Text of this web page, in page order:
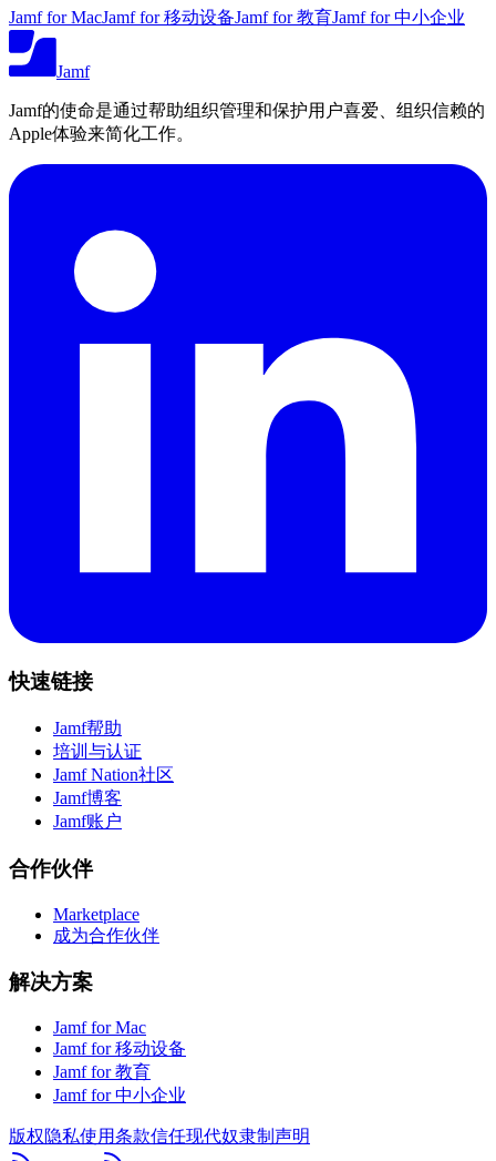
Jamf for MacJamf for 移动设备Jamf for 教育Jamf for 中小企业
Jamf
Jamf的使命是通过帮助组织管理和保护用户喜爱、组织信赖的
Apple体验来简化工作。
快速链接
Jamf帮助
培训与认证
Jamf Nation社区
Jamf博客
Jamf账户
合作伙伴
Marketplace
成为合作伙伴
解决方案
Jamf for Mac
Jamf for 移动设备
Jamf for 教育
Jamf for 中小企业
版权隐私使用条款信任现代奴隶制声明